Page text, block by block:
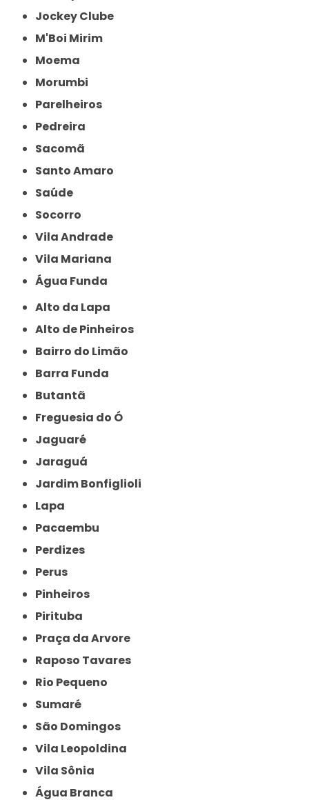
Jockey Clube
M'Boi Mirim
Moema
Morumbi
Parelheiros
Pedreira
Sacomã
Santo Amaro
Saúde
Socorro
Vila Andrade
Vila Mariana
Água Funda
Alto da Lapa
Alto de Pinheiros
Bairro do Limão
Barra Funda
Butantã
Freguesia do Ó
Jaguaré
Jaraguá
Jardim Bonfiglioli
Lapa
Pacaembu
Perdizes
Perus
Pinheiros
Pirituba
Praça da Arvore
Raposo Tavares
Rio Pequeno
Sumaré
São Domingos
Vila Leopoldina
Vila Sônia
Água Branca